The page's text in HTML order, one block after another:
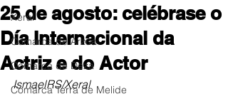
Xeral
Comarca de Arzúa
Comarca de Deza
Comarca Terra de Melide
25 de agosto: celébrase o
Día Internacional da
Actriz e do Actor
IsmaelRS/Xeral